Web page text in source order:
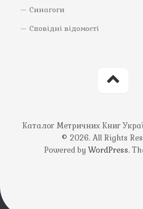
Синагоги
Сповідні відомості
Каталог Метричних Книг
© 2026. All Rights
Powered by WordPress.